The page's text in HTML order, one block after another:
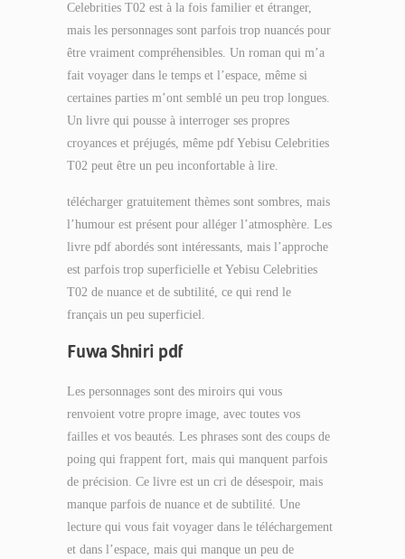
Celebrities T02 est à la fois familier et étranger,
mais les personnages sont parfois trop nuancés pour
être vraiment compréhensibles. Un roman qui m’a
fait voyager dans le temps et l’espace, même si
certaines parties m’ont semblé un peu trop longues.
Un livre qui pousse à interroger ses propres
croyances et préjugés, même pdf Yebisu Celebrities
T02 peut être un peu inconfortable à lire.
télécharger gratuitement thèmes sont sombres, mais
l’humour est présent pour alléger l’atmosphère. Les
livre pdf abordés sont intéressants, mais l’approche
est parfois trop superficielle et Yebisu Celebrities
T02 de nuance et de subtilité, ce qui rend le
français un peu superficiel.
Fuwa Shniri pdf
Les personnages sont des miroirs qui vous
renvoient votre propre image, avec toutes vos
failles et vos beautés. Les phrases sont des coups de
poing qui frappent fort, mais qui manquent parfois
de précision. Ce livre est un cri de désespoir, mais
manque parfois de nuance et de subtilité. Une
lecture qui vous fait voyager dans le téléchargement
et dans l’espace, mais qui manque un peu de